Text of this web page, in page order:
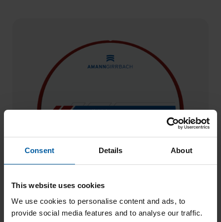
Consent Details About
This website uses cookies
We use cookies to personalise content and ads, to
provide social media features and to analyse our traffic.
Zolid Bion A2 98×12 F